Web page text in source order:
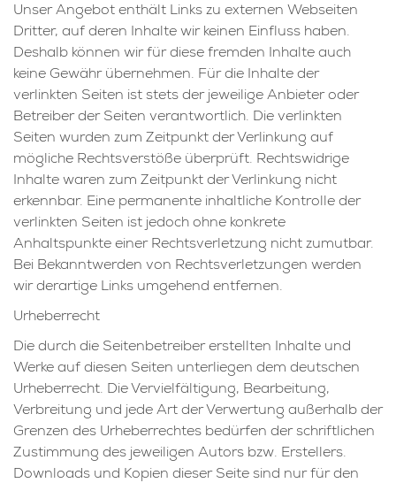
Unser Angebot enthält Links zu externen Webseiten
Dritter, auf deren Inhalte wir keinen Einfluss haben.
Deshalb können wir für diese fremden Inhalte auch
keine Gewähr übernehmen. Für die Inhalte der
verlinkten Seiten ist stets der jeweilige Anbieter oder
Betreiber der Seiten verantwortlich. Die verlinkten
Seiten wurden zum Zeitpunkt der Verlinkung auf
mögliche Rechtsverstöße überprüft. Rechtswidrige
Inhalte waren zum Zeitpunkt der Verlinkung nicht
erkennbar. Eine permanente inhaltliche Kontrolle der
verlinkten Seiten ist jedoch ohne konkrete
Anhaltspunkte einer Rechtsverletzung nicht zumutbar.
Bei Bekanntwerden von Rechtsverletzungen werden
wir derartige Links umgehend entfernen.
Urheberrecht
Die durch die Seitenbetreiber erstellten Inhalte und
Werke auf diesen Seiten unterliegen dem deutschen
Urheberrecht. Die Vervielfältigung, Bearbeitung,
Verbreitung und jede Art der Verwertung außerhalb der
Grenzen des Urheberrechtes bedürfen der schriftlichen
Zustimmung des jeweiligen Autors bzw. Erstellers.
Downloads und Kopien dieser Seite sind nur für den